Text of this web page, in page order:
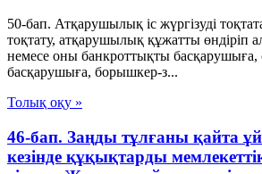
50-бап. Атқарушылық iс жүргiзудi
тоқтату, атқарушылық құжатты өндiрiп
немесе оны банкроттықты басқарушыға,
басқарушыға, борышкер-з...
Толық оқу »
46-бап. Заңды тұлғаны қайта
кезінде құқықтарды